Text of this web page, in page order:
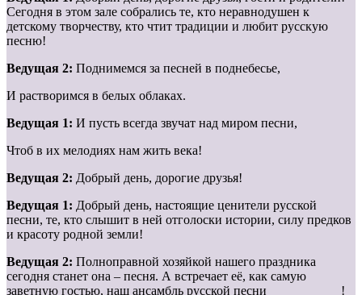
Сегодня в этом зале собрались те, кто неравнодушен к
детскому творчеству, кто чтит традиции и любит русскую
песню!
Ведущая 2: Поднимемся за песней в поднебесье,
И растворимся в белых облаках.
Ведущая 1: И пусть всегда звучат над миром песни,
Чтоб в их мелодиях нам жить века!
Ведущая 2: Добрый день, дорогие друзья!
Ведущая 1: Добрый день, настоящие ценители русской
песни, те, кто слышит в ней отголоски истории, силу предков
и красоту родной земли!
Ведущая 2: Полноправной хозяйкой нашего праздника
сегодня станет она – песня. А встречает её, как самую
заветную гостью, наш ансамбль русской песни ___________!